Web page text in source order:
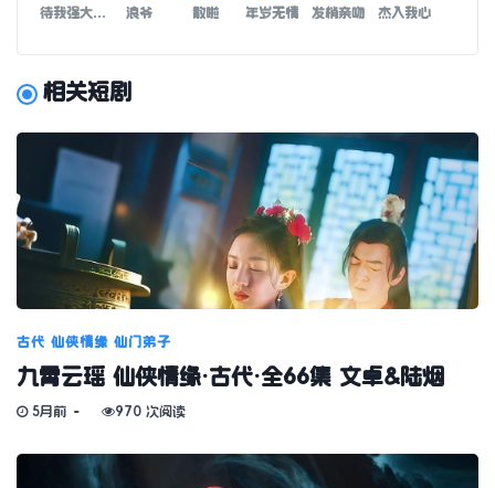
待我强大给媳妇满屋零食 浪爷 散啦 年岁无情 发梢亲吻 杰入我心
相关短剧
古代 仙侠情缘 仙门弟子
九霄云瑶 仙侠情缘·古代·全66集 文卓&陆烟
5月前 970 次阅读